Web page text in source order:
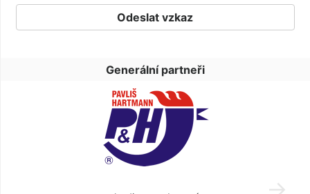
Generální partneři